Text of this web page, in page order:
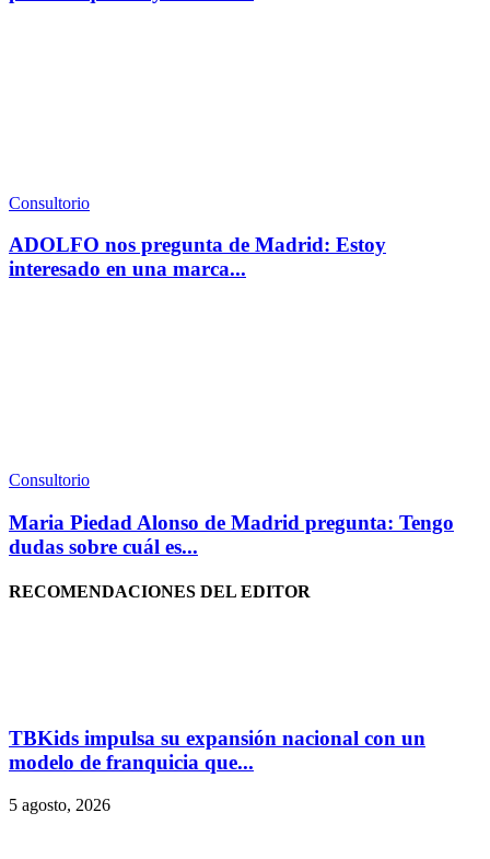
Consultorio
ADOLFO nos pregunta de Madrid: Estoy
interesado en una marca...
Consultorio
Maria Piedad Alonso de Madrid pregunta: Tengo
dudas sobre cuál es...
RECOMENDACIONES DEL EDITOR
TBKids impulsa su expansión nacional con un
modelo de franquicia que...
5 agosto, 2026